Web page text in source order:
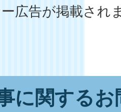
広告が掲載され
に関する